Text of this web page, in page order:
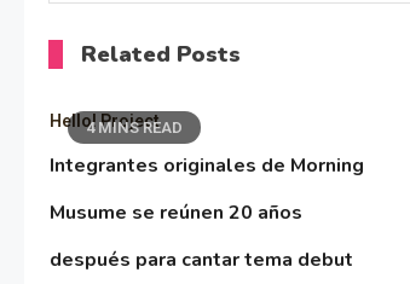
Related Posts
4 MINS READ
Hello! Project
Integrantes originales de Morning
Musume se reúnen 20 años
después para cantar tema debut